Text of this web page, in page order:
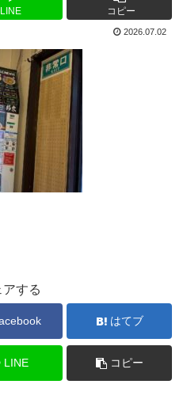
LINE コピー
2026.07.02
アする
はてブ
LINE コピー